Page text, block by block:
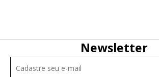
Newsletter